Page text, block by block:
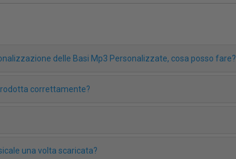
delle Basi Mp3 Personalizzate, cosa posso fare?
correttamente?
una volta scaricata?